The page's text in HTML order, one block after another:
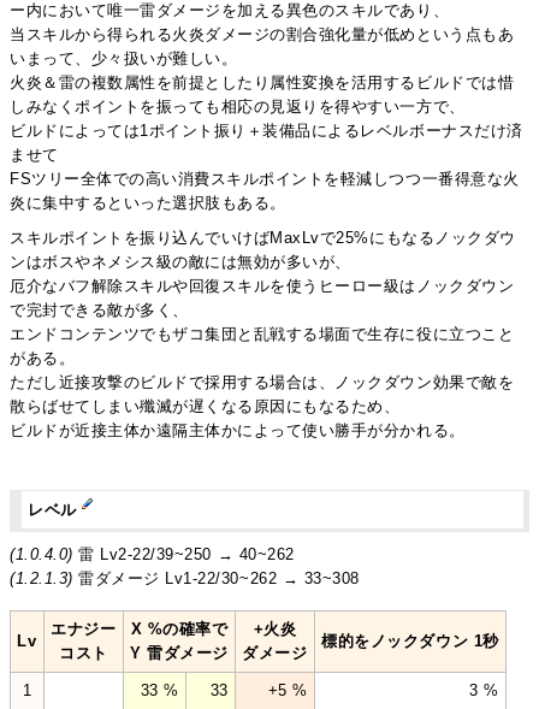
ー内において唯一雷ダメージを加える異色のスキルであり、
当スキルから得られる火炎ダメージの割合強化量が低めという点もあ
いまって、少々扱いが難しい。
火炎＆雷の複数属性を前提としたり属性変換を活用するビルドでは惜
しみなくポイントを振っても相応の見返りを得やすい一方で、
ビルドによっては1ポイント振り＋装備品によるレベルボーナスだけ済
ませて
FSツリー全体での高い消費スキルポイントを軽減しつつ一番得意な火
炎に集中するといった選択肢もある。
スキルポイントを振り込んでいけばMaxLvで25%にもなるノックダウ
ンはボスやネメシス級の敵には無効が多いが、
厄介なバフ解除スキルや回復スキルを使うヒーロー級はノックダウン
で完封できる敵が多く、
エンドコンテンツでもザコ集団と乱戦する場面で生存に役に立つこと
がある。
ただし近接攻撃のビルドで採用する場合は、ノックダウン効果で敵を
散らばせてしまい殲滅が遅くなる原因にもなるため、
ビルドが近接主体か遠隔主体かによって使い勝手が分かれる。
レベル
(1.0.4.0) 雷 Lv2-22/39~250 → 40~262
(1.2.1.3) 雷ダメージ Lv1-22/30~262 → 33~308
Lv
エナジー
コスト
X %の確率で
Y 雷ダメージ
+火炎
ダメージ
標的をノックダウン 1秒
1 33 % 33 +5 % 3 %